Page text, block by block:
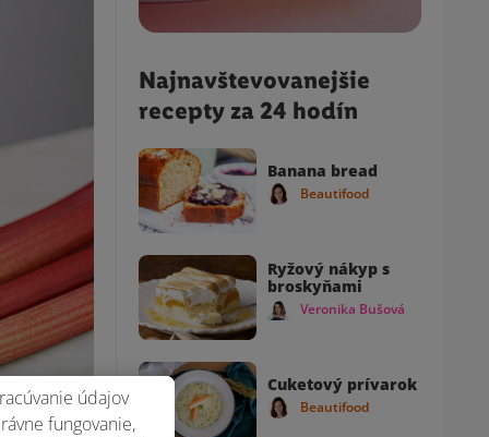
Najnavštevovanejšie
recepty za 24 hodín
Banana bread
Beautifood
Ryžový nákyp s
broskyňami
Veronika Bušová
Cuketový prívarok
Beautifood
údajov
fungovanie,